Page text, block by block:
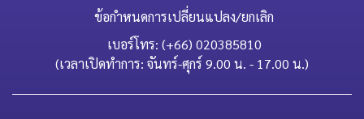
ข้อกำหนดการเปลี่ยนแปลง/ยกเลิก
เบอร์โทร: (+66) 020385810
(เวลาเปิดทำการ: จันทร์-ศุกร์ 9.00 น. - 17.00 น.)